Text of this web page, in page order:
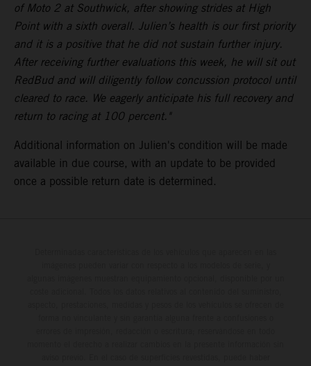
of Moto 2 at Southwick, after showing strides at High
Point with a sixth overall. Julien’s health is our first priority
and it is a positive that he did not sustain further injury.
After receiving further evaluations this week, he will sit out
RedBud and will diligently follow concussion protocol until
cleared to race. We eagerly anticipate his full recovery and
return to racing at 100 percent."
Additional information on Julien's condition will be made
available in due course, with an update to be provided
once a possible return date is determined.